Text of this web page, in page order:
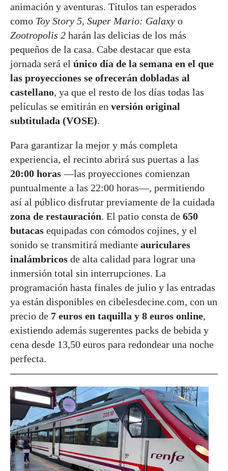
animación y aventuras. Títulos tan esperados
como Toy Story 5, Super Mario: Galaxy o
Zootropolis 2 harán las delicias de los más
pequeños de la casa. Cabe destacar que esta
jornada será el único día de la semana en el que
las proyecciones se ofrecerán dobladas al
castellano, ya que el resto de los días todas las
películas se emitirán en versión original
subtitulada (VOSE).
Para garantizar la mejor y más completa
experiencia, el recinto abrirá sus puertas a las
20:00 horas—las proyecciones comienzan
puntualmente a las 22:00 horas—, permitiendo
así al público disfrutar previamente de la cuidada
zona de restauración. El patio consta de 650
butacas equipadas con cómodos cojines, y el
sonido se transmitirá mediante auriculares
inalámbricos de alta calidad para lograr una
inmersión total sin interrupciones. La
programación hasta finales de julio y las entradas
ya están disponibles en cibelesdecine.com, con un
precio de 7 euros en taquilla y 8 euros online,
existiendo además sugerentes packs de bebida y
cena desde 13,50 euros para redondear una noche
perfecta.